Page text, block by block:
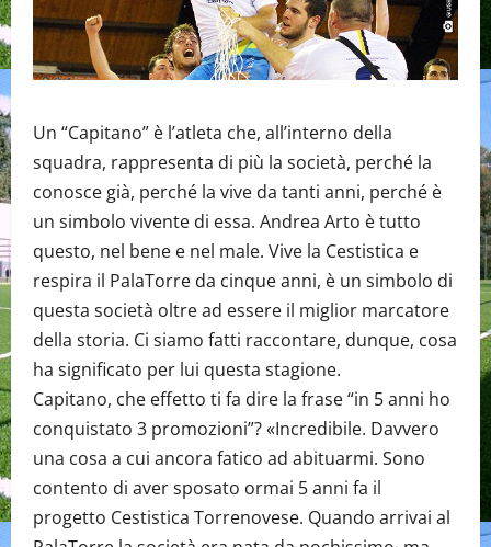
Un “Capitano” è l’atleta che, all’interno della
squadra, rappresenta di più la società, perché la
conosce già, perché la vive da tanti anni, perché è
un simbolo vivente di essa. Andrea Arto è tutto
questo, nel bene e nel male. Vive la Cestistica e
respira il PalaTorre da cinque anni, è un simbolo di
questa società oltre ad essere il miglior marcatore
della storia. Ci siamo fatti raccontare, dunque, cosa
ha significato per lui questa stagione.
Capitano, che effetto ti fa dire la frase “in 5 anni ho
conquistato 3 promozioni”? «Incredibile. Davvero
una cosa a cui ancora fatico ad abituarmi. Sono
contento di aver sposato ormai 5 anni fa il
progetto Cestistica Torrenovese. Quando arrivai al